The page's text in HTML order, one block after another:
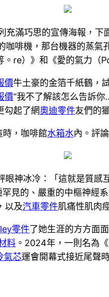
充滿巧思的宣傳海報，
啡機，那台機器的蒸
re）》和《愛的氣力（
價牛土豪的金箔千紙鶴，
價“我不了解該怎么告訴
勾起了網奧迪零件友們的
時，咖啡館水箱水內。評論
眼神冰冷：「這就是質感
見的、嚴重的中樞神經
以及汽車零件肌痛性肌肉
零件了她生涯的方方面
料 。2024年，一則名為
氣芯運會開幕式接近尾聲